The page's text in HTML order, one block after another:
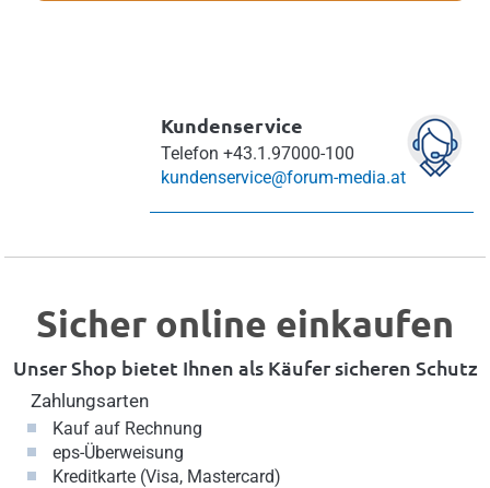
Kundenservice
Telefon +43.1.97000-100
kundenservice@forum-media.at
Sicher online einkaufen
Unser Shop bietet Ihnen als Käufer sicheren Schutz
Zahlungsarten
Kauf auf Rechnung
eps-Überweisung
Kreditkarte (Visa, Mastercard)